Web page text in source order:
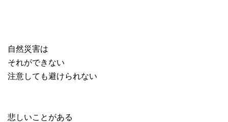
自然災害は
それができない
注意しても避けられない
悲しいことがある